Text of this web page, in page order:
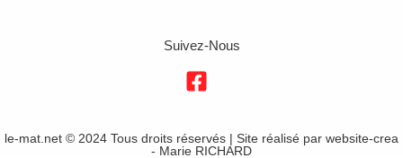
Suivez-Nous
le-mat.net © 2024 Tous droits réservés | Site réalisé par website-crea
- Marie RICHARD